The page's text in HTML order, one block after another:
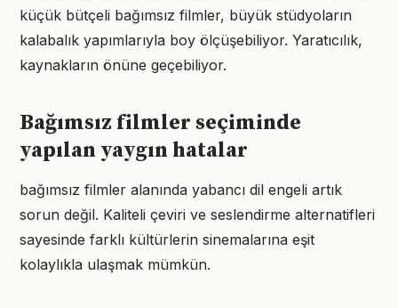
küçük bütçeli bağımsız filmler, büyük stüdyoların
kalabalık yapımlarıyla boy ölçüşebiliyor. Yaratıcılık,
kaynakların önüne geçebiliyor.
Bağımsız filmler seçiminde
yapılan yaygın hatalar
bağımsız filmler alanında yabancı dil engeli artık
sorun değil. Kaliteli çeviri ve seslendirme alternatifleri
sayesinde farklı kültürlerin sinemalarına eşit
kolaylıkla ulaşmak mümkün.